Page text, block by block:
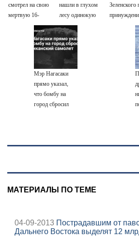
смотрел на свою
мертвую 16-
летнюю дочь и не
мог сдержать
нашли в глухом
лесу одинокую
испуганную
маленькую
девочку с
игрушкой
Зеленского
ответила
полный
провала
Украины от
военкора
Мэр Нагасаки
прямо указал,
что бомбу на
город сбросил
МАТЕРИАЛЫ ПО ТЕМЕ
04-09-2013 Пострадавшим от
Дальнего Востока выделят 12